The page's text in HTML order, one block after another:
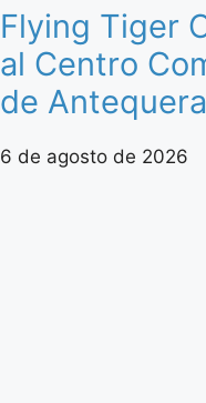
Flying Tiger
al Centro
de Antequera
6 de agosto de 2026